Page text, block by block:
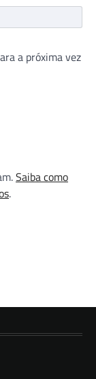
a próxima vez
Saiba como
.